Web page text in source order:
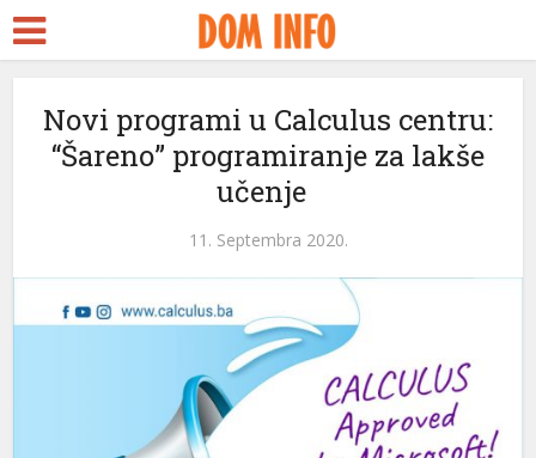
Novi programi u Calculus centru:
“Šareno” programiranje za lakše
učenje
11. Septembra 2020.